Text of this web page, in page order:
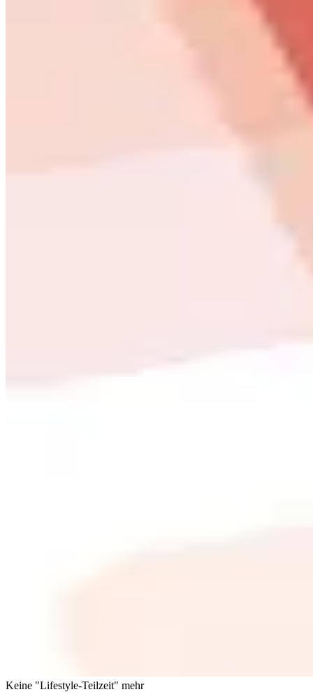
Keine "Lifestyle-Teilzeit" mehr